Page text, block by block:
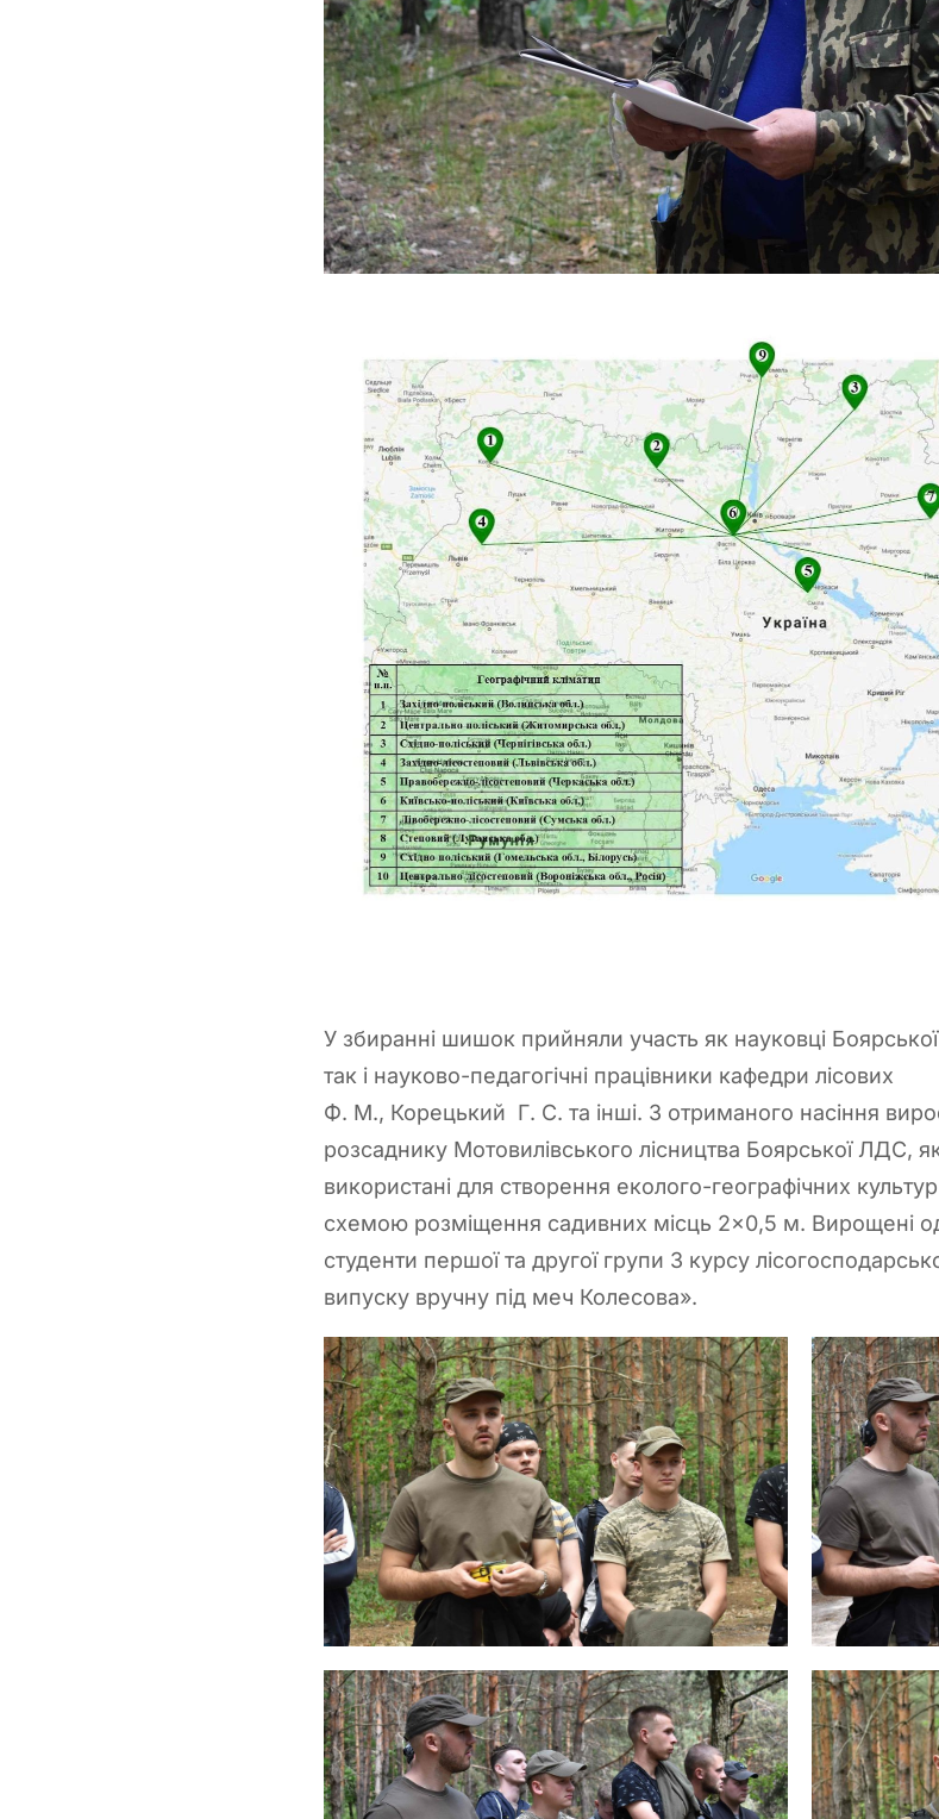
У збиранні шишок прийняли участь як науковці
так і науково-педагогічні працівники кафедри
Ф. М., Корецький Г. С. та інші. З отриманого насіння
розсаднику Мотовилівського лісництва Боярської ЛДС,
використані для створення еколого-географічних
схемою розміщення садивних місць 2×0,5 м. Вирощені
студенти першої та другої групи 3 курсу
випуску вручну під меч Колесова».